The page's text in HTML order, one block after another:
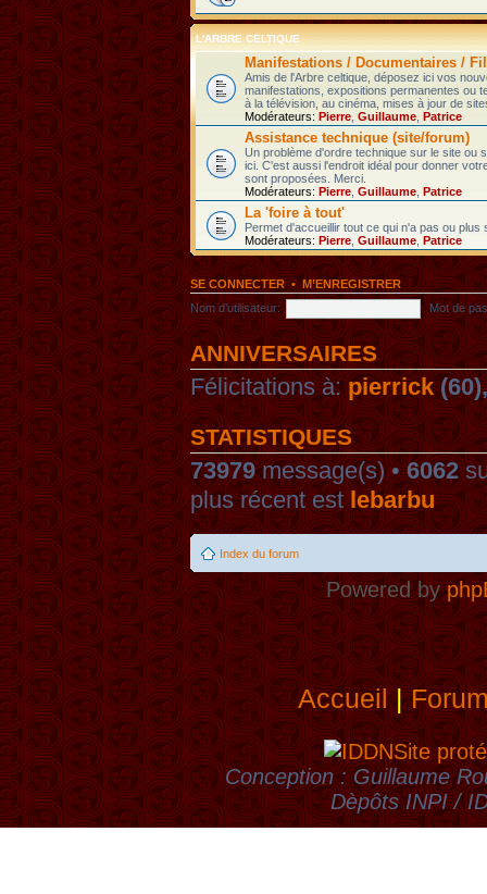
L'ARBRE CELTIQUE
Manifestations / Documentaires /
Amis de l'Arbre celtique, déposez ici vos
manifestations, expositions permanentes ou
à la télévision, au cinéma, mises à jour de
Modérateurs: Pierre Guillaume Patrice
Assistance technique (site/forum)
Un problème d'ordre technique sur le site ou
ici. C'est aussi l'endroit idéal pour donner
sont proposées. Merci.
Modérateurs: Pierre Guillaume Patrice
La 'foire à tout'
Permet d'accueillir tout ce qui n'a pas ou
Modérateurs: Pierre Guillaume Patrice
SE CONNECTER•M’ENREGISTRER
Nom d’utilisateur:
Mot de
ANNIVERSAIRES
Félicitations à:pierrick
STATISTIQUES
73979message(s) •6062
plus récent estlebarbu
Index du forum
Powered by
Accueil|
Site
Conception : Guillaume
Dèpôts INPI /